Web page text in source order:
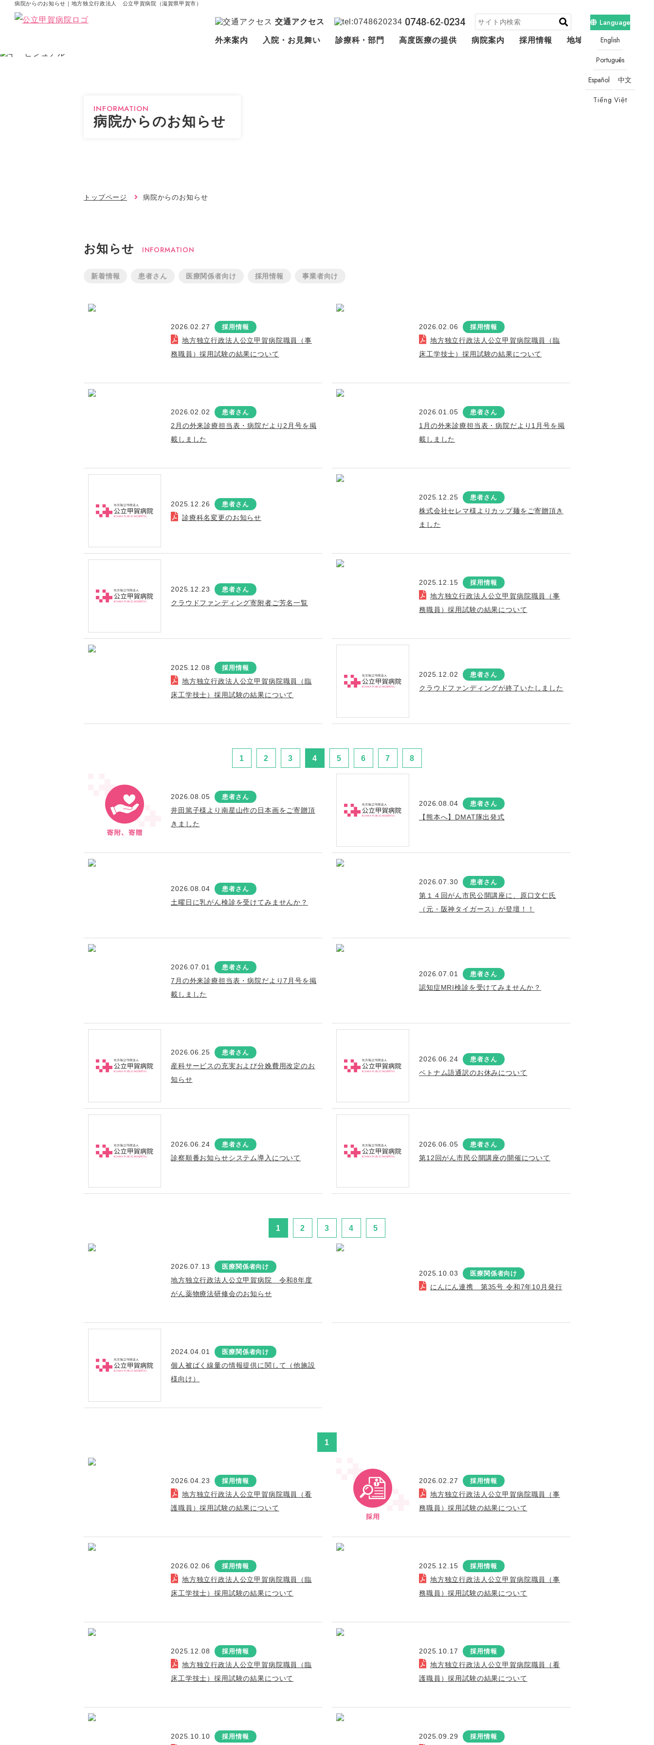
病院からのお知らせ｜地方独立行政法人 公立甲賀病院（滋賀県甲賀市）
交通アクセス 0748‐62‐0234
Language
English
Português
Español 中文
Tiếng Việt
外来案内 入院・お見舞い 診療科・部門 高度医療の提供 病院案内 採用情報 地域連携・相談
INFORMATION
病院からのお知らせ
トップページ 病院からのお知らせ
お知らせ INFORMATION
新着情報 患者さん 医療関係者向け 採用情報 事業者向け
2026.02.27 採用情報
地方独立行政法人公立甲賀病院職員（事
務職員）採用試験の結果について
2026.02.06 採用情報
地方独立行政法人公立甲賀病院職員（臨
床工学技士）採用試験の結果について
2026.02.02 患者さん
2月の外来診療担当表・病院だより2月号を掲
載しました
2026.01.05 患者さん
1月の外来診療担当表・病院だより1月号を掲
載しました
2025.12.26 患者さん
診療科名変更のお知らせ
2025.12.25 患者さん
株式会社セレマ様よりカップ麺をご寄贈頂き
ました
2025.12.23 患者さん
クラウドファンディング寄附者ご芳名一覧
2025.12.15 採用情報
地方独立行政法人公立甲賀病院職員（事
務職員）採用試験の結果について
2025.12.08 採用情報
地方独立行政法人公立甲賀病院職員（臨
床工学技士）採用試験の結果について
2025.12.02 患者さん
クラウドファンディングが終了いたしました
1 2 3 4 5 6 7 8
2026.08.05 患者さん
井田篤子様より南星山作の日本画をご寄贈頂
きました
2026.08.04 患者さん
【熊本へ】DMAT隊出発式
2026.08.04 患者さん
土曜日に乳がん検診を受けてみませんか？
2026.07.30 患者さん
第１４回がん市民公開講座に、原口文仁氏
（元・阪神タイガース）が登壇！！
2026.07.01 患者さん
7月の外来診療担当表・病院だより7月号を掲
載しました
2026.07.01 患者さん
認知症MRI検診を受けてみませんか？
2026.06.25 患者さん
産科サービスの充実および分娩費用改定のお
知らせ
2026.06.24 患者さん
ベトナム語通訳のお休みについて
2026.06.24 患者さん
診察順番お知らせシステム導入について
2026.06.05 患者さん
第12回がん市民公開講座の開催について
1 2 3 4 5
2026.07.13 医療関係者向け
地方独立行政法人公立甲賀病院 令和8年度
がん薬物療法研修会のお知らせ
2025.10.03 医療関係者向け
にんにん連携 第35号 令和7年10月発行
2024.04.01 医療関係者向け
個人被ばく線量の情報提供に関して（他施設
様向け）
1
2026.04.23 採用情報
地方独立行政法人公立甲賀病院職員（看
護職員）採用試験の結果について
2026.02.27 採用情報
地方独立行政法人公立甲賀病院職員（事
務職員）採用試験の結果について
2026.02.06 採用情報
地方独立行政法人公立甲賀病院職員（臨
床工学技士）採用試験の結果について
2025.12.15 採用情報
地方独立行政法人公立甲賀病院職員（事
務職員）採用試験の結果について
2025.12.08 採用情報
地方独立行政法人公立甲賀病院職員（臨
床工学技士）採用試験の結果について
2025.10.17 採用情報
地方独立行政法人公立甲賀病院職員（看
護職員）採用試験の結果について
2025.10.10 採用情報 2025.09.29 採用情報